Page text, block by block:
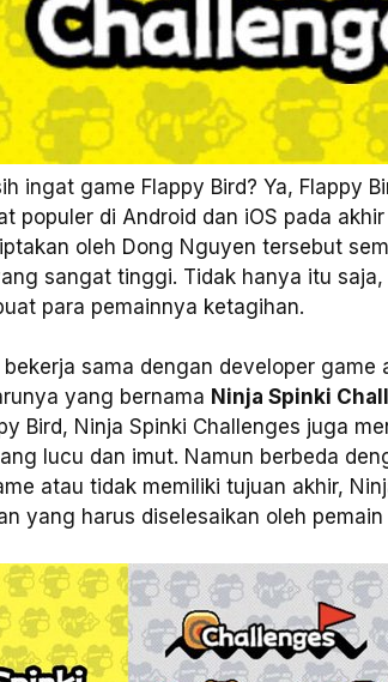
ingat game Flappy Bird? Ya, Flappy
populer di Android dan iOS pada
oleh Dong Nguyen tersebut
sangat tinggi. Tidak hanya itu
para pemainnya ketagihan.
sama dengan developer game
yang bernama Ninja Spinki
Bird, Ninja Spinki Challenges juga
lucu dan imut. Namun berbeda
atau tidak memiliki tujuan akhir,
yang harus diselesaikan oleh